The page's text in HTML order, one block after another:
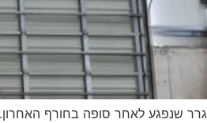
שנפגע לאחר סופה בחורף האחרון.